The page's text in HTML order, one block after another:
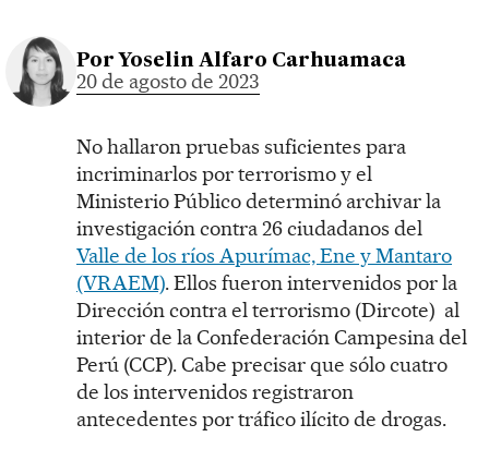
Por Yoselin Alfaro Carhuamaca
20 de agosto de 2023
No hallaron pruebas suficientes para
incriminarlos por terrorismo y el
Ministerio Público determinó archivar la
investigación contra 26 ciudadanos del
Valle de los ríos Apurímac, Ene y Mantaro
(VRAEM). Ellos fueron intervenidos por la
Dirección contra el terrorismo (Dircote) al
interior de la Confederación Campesina del
Perú (CCP). Cabe precisar que sólo cuatro
de los intervenidos registraron
antecedentes por tráfico ilícito de drogas.